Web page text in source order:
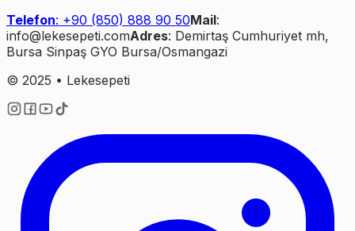
Telefon: +90 (850) 888 90 50Mail:
info@lekesepeti.comAdres: Demirtaş Cumhuriyet mh,
Bursa Sinpaş GYO Bursa/Osmangazi
© 2025 • Lekesepeti